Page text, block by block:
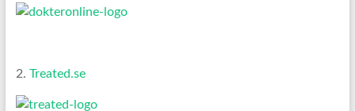
2. Treated.se